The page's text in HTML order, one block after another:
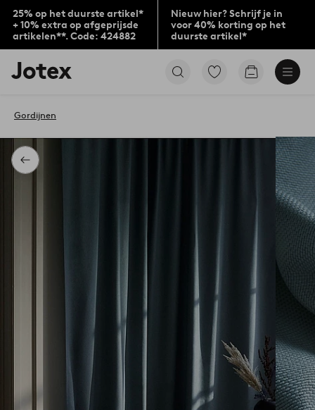
25% op het duurste artikel*
+ 10% extra op afgeprijsde
artikelen**. Code: 424882
Nieuw hier? Schrijf je in
voor 40% korting op het
duurste artikel*
Jotex
logo
to
home
page
Ga
Go
Terug
Gordijnen